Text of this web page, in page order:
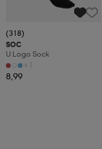
(318)
SOC
U Logo Sock
+1
8,99